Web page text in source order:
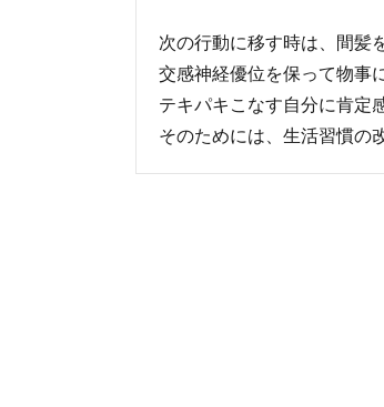
次の行動に移す時は、間髪
交感神経優位を保って物事
テキパキこなす自分に肯定
そのためには、生活習慣の